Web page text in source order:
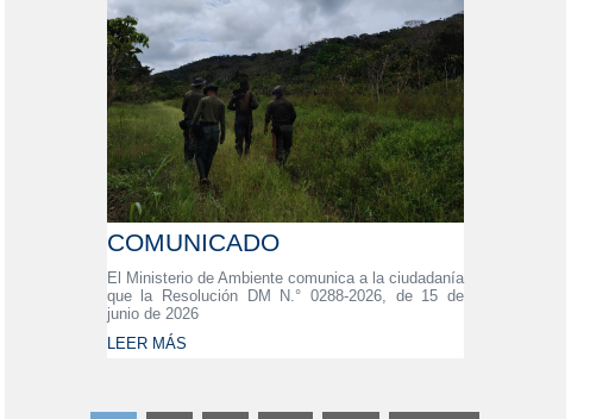
COMUNICADO
El Ministerio de Ambiente comunica a la ciudadanía
que la Resolución DM N.° 0288-2026, de 15 de
junio de 2026
LEER MÁS